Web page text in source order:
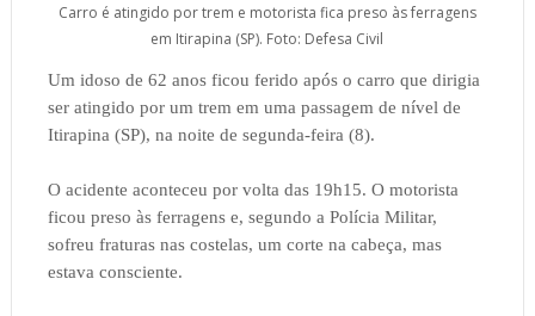
Carro é atingido por trem e motorista fica preso às ferragens
em Itirapina (SP). Foto: Defesa Civil
Um idoso de 62 anos ficou ferido após o carro que dirigia
ser atingido por um trem em uma passagem de nível de
Itirapina (SP), na noite de segunda-feira (8).
O acidente aconteceu por volta das 19h15. O motorista
ficou preso às ferragens e, segundo a Polícia Militar,
sofreu fraturas nas costelas, um corte na cabeça, mas
estava consciente.